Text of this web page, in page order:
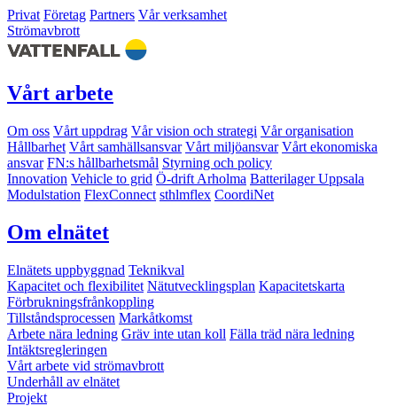
Privat Företag Partners Vår verksamhet
Strömavbrott
Vårt arbete
Om oss Vårt uppdrag Vår vision och strategi Vår organisation
Hållbarhet Vårt samhällsansvar Vårt miljöansvar Vårt ekonomiska
ansvar FN:s hållbarhetsmål Styrning och policy
Innovation Vehicle to grid Ö-drift Arholma Batterilager Uppsala
Modulstation FlexConnect sthlmflex CoordiNet
Om elnätet
Elnätets uppbyggnad Teknikval
Kapacitet och flexibilitet Nätutvecklingsplan Kapacitetskarta
Förbrukningsfrånkoppling
Tillståndsprocessen Markåtkomst
Arbete nära ledning Gräv inte utan koll Fälla träd nära ledning
Intäktsregleringen
Vårt arbete vid strömavbrott
Underhåll av elnätet
Projekt